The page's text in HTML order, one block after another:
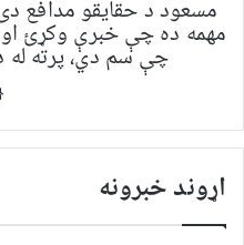
مسعود د حقایقو مدافع
مهمه ده چې خبرې وکړئ او
چې سم دي، پرته
اړوند خبرونه